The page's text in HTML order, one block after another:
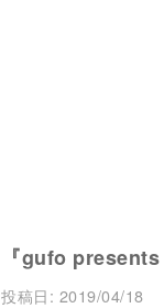
『gufo
投稿日: 2019/04/18